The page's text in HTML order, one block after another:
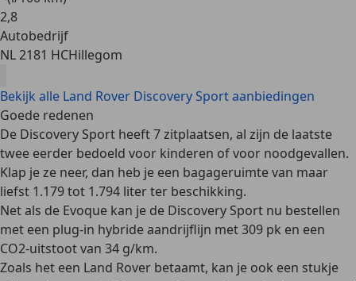
2,8
Autobedrijf
NL 2181 HCHillegom
Bekijk alle Land Rover Discovery Sport aanbiedingen
Goede redenen
De Discovery Sport heeft7 zitplaatsen, al zijn de laatste
twee eerder bedoeld voor kinderen of voor noodgevallen.
Klap je ze neer, dan heb je een bagageruimte van maar
liefst 1.179 tot 1.794 liter ter beschikking.
Net als de Evoque kan je de Discovery Sport nu bestellen
met een plug-in hybrideaandrijflijn met 309 pk en een
CO2-uitstoot van 34 g/km.
Zoals het een Land Rover betaamt, kan je ook een stukje